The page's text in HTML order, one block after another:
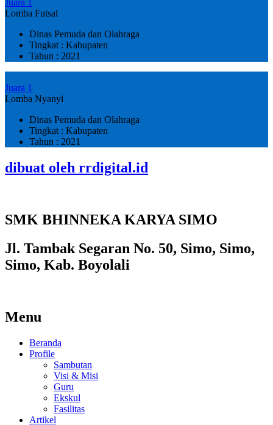
Juara 1
Lomba Futsal
Dinas Pemuda dan Olahraga
Tingkat : Kabupaten
Tahun : 2021
Juara 1
Lomba Nyanyi
Dinas Pemuda dan Olahraga
Tingkat : Kabupaten
Tahun : 2021
dibuat oleh rrdigital.id
SMK BHINNEKA KARYA SIMO
Jl. Tambak Segaran No. 50, Simo, Simo,
Simo, Kab. Boyolali
Menu
Beranda
Profile
Sambutan
Visi & Misi
Guru
Ekskul
Fasilitas
Artikel